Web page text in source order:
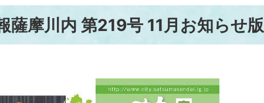
薩摩川内 第219号 11月お知らせ版